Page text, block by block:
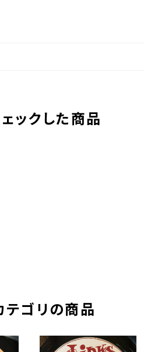
ックした商品
テゴリの商品